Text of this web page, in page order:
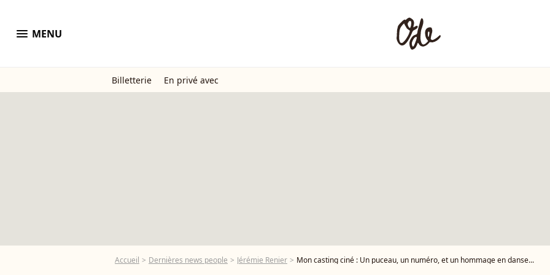
menu MENU
Billetterie En privé avec
Accueil Dernières news people Jérémie Renier Mon casting ciné : Un puceau, un numéro, et un hommage en danse...